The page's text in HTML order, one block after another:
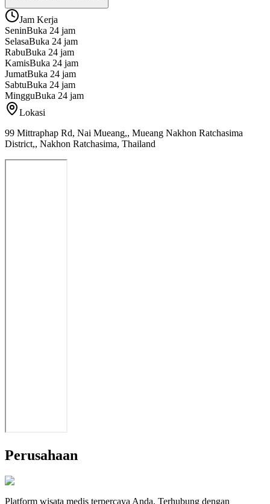
Jam Kerja
SeninBuka 24 jam
SelasaBuka 24 jam
RabuBuka 24 jam
KamisBuka 24 jam
JumatBuka 24 jam
SabtuBuka 24 jam
MingguBuka 24 jam
Lokasi
99 Mittraphap Rd, Nai Mueang,, Mueang Nakhon Ratchasima
District,, Nakhon Ratchasima, Thailand
Perusahaan
Platform wisata medis terpercaya Anda. Terhubung dengan